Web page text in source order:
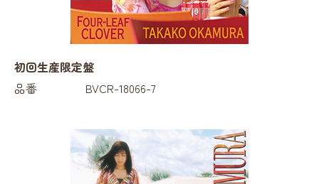
初回生産限定盤
品番
BVCR-18066-7